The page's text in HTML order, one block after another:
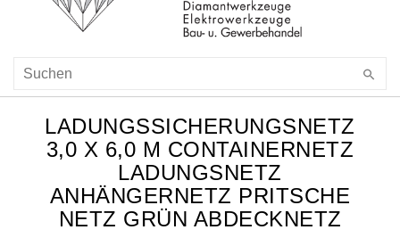
LADUNGSSICHERUNGSNETZ
3,0 X 6,0 M CONTAINERNETZ
LADUNGSNETZ
ANHÄNGERNETZ PRITSCHE
NETZ GRÜN ABDECKNETZ